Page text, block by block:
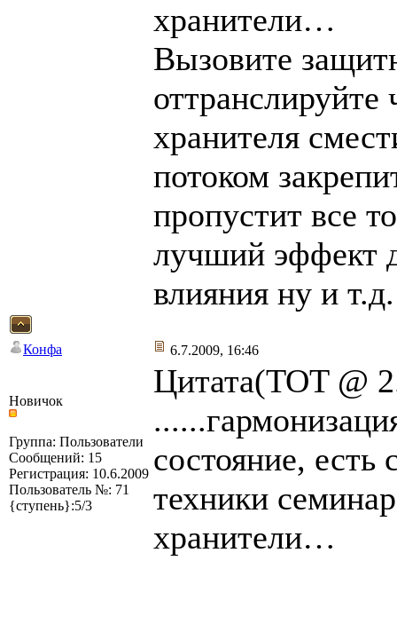
хранители…
Вызовите
оттранслируйте
хранителя
потоком
пропустит все
лучший эффект
влияния ну и т.д.
Конфа 6.7.2009, 16:46
Новичок
Группа: Пользователи
Сообщений: 15
Регистрация: 10.6.2009
Пользователь №: 71
{ступень}:5/3
Цитата(TOT @
состояние,
техники
хранители…